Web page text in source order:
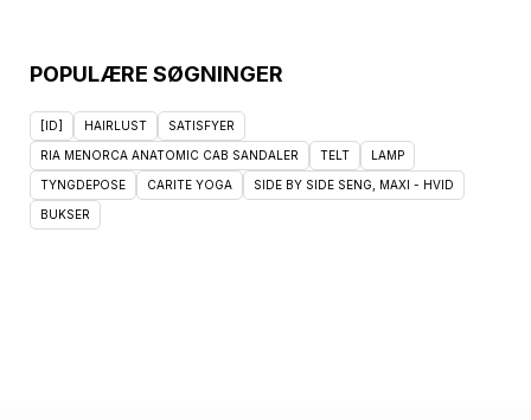
POPULÆRE SØGNINGER
[ID] HAIRLUST SATISFYER
RIA MENORCA ANATOMIC CAB SANDALER TELT LAMP
TYNGDEPOSE CARITE YOGA SIDE BY SIDE SENG, MAXI - HVID
BUKSER